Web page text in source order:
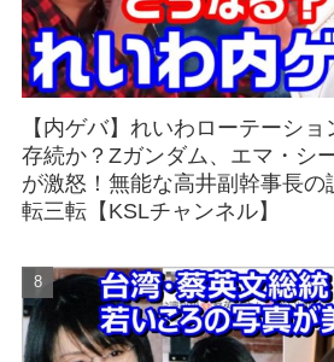
【内ゲバ】れいわローテーショ
存続か？Zガンダム、エマ・シ
が激怒！無能な高井副幹事長の
転三転【KSLチャンネル】